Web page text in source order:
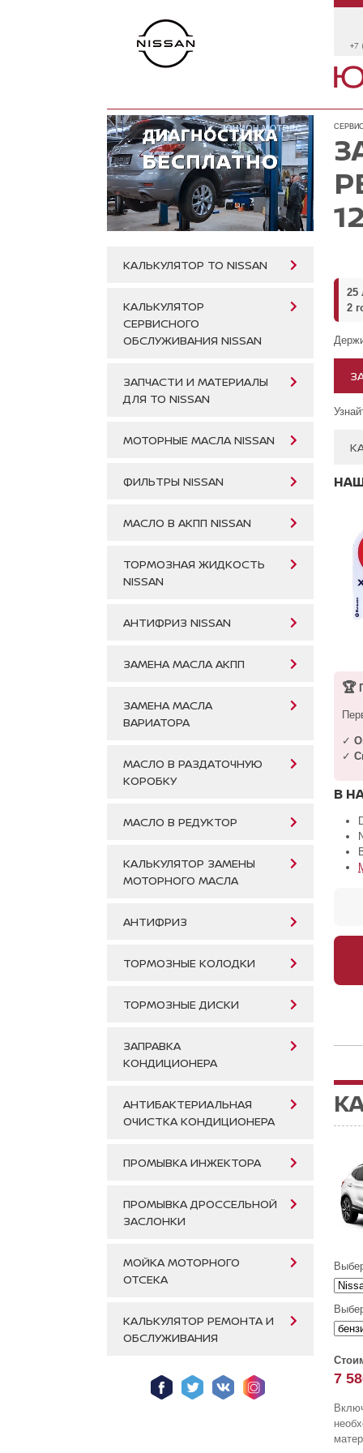
+7
КАЛЬКУЛЯТОР ТО NISSAN
КАЛЬКУЛЯТОР
СЕРВИСНОГО
ОБСЛУЖИВАНИЯ NISSAN
ЗАПЧАСТИ И МАТЕРИАЛЫ
ДЛЯ ТО NISSAN
МОТОРНЫЕ МАСЛА NISSAN
ФИЛЬТРЫ NISSAN
МАСЛО В АКПП NISSAN
ТОРМОЗНАЯ ЖИДКОСТЬ
NISSAN
АНТИФРИЗ NISSAN
ЗАМЕНА МАСЛА АКПП
ЗАМЕНА МАСЛА
ВАРИАТОРА
МАСЛО В РАЗДАТОЧНУЮ
КОРОБКУ
МАСЛО В РЕДУКТОР
КАЛЬКУЛЯТОР ЗАМЕНЫ
МОТОРНОГО МАСЛА
АНТИФРИЗ
ТОРМОЗНЫЕ КОЛОДКИ
ТОРМОЗНЫЕ ДИСКИ
ЗАПРАВКА
КОНДИЦИОНЕРА
АНТИБАКТЕРИАЛЬНАЯ
ОЧИСТКА КОНДИЦИОНЕРА
ПРОМЫВКА ИНЖЕКТОРА
ПРОМЫВКА ДРОССЕЛЬНОЙ
ЗАСЛОНКИ
МОЙКА МОТОРНОГО
ОТСЕКА
КАЛЬКУЛЯТОР РЕМОНТА И
ОБСЛУЖИВАНИЯ
25
2
🏆
✓
✓
В
7